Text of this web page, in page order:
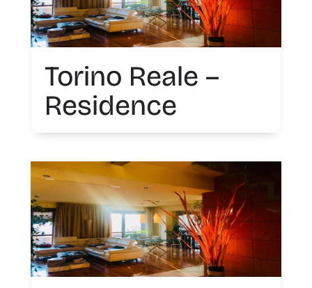
Torino Reale –
Residence